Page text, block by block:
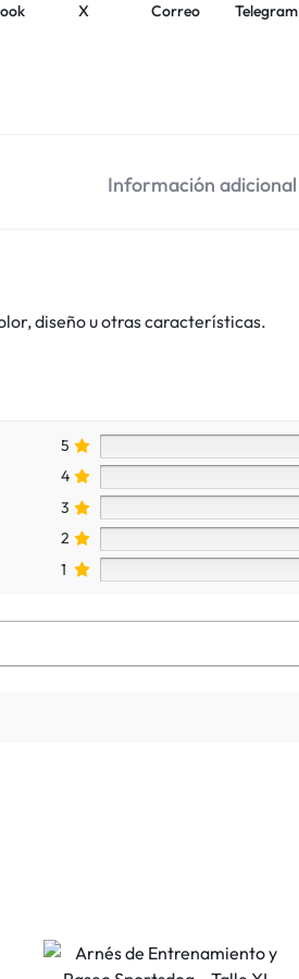
X Correo Telegram
Información adicional
diseño u otras características.
5
4
3
2
1